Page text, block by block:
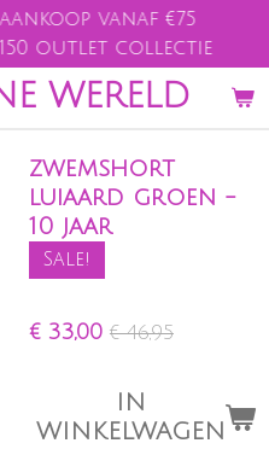
WERELD
vanaf €75
outlet collectie
zwemshort
luiaard groen -
10 jaar
Sale!
€ 33,00 € 46,95
IN
WINKELWAGEN